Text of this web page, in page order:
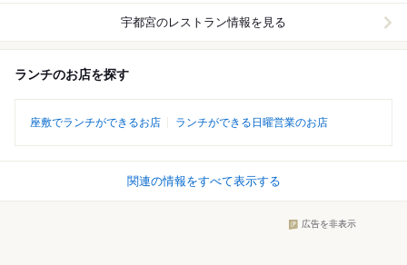
宇都宮のレストラン情報を見る
ランチのお店を探す
座敷でランチができるお店 ランチができる日曜営業のお店
関連の情報をすべて表示する
広告を非表示